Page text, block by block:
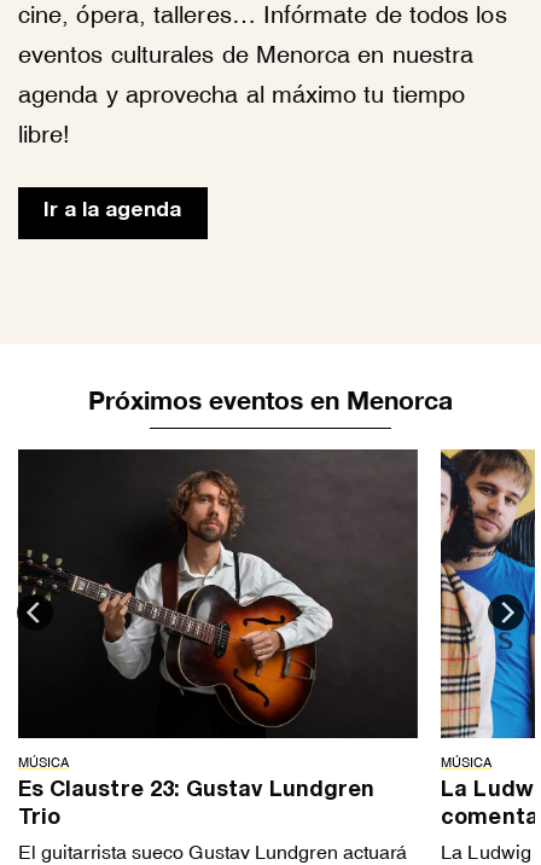
cine, ópera, talleres… Infórmate de todos los
eventos culturales de Menorca en nuestra
agenda y aprovecha al máximo tu tiempo
libre!
Ir a la agenda
Próximos eventos en Menorca
MÚSICA
Es Claustre 23: Gustav Lundgren
Trio
El guitarrista sueco Gustav Lundgren actuará
MÚSICA
La
La Ludwig